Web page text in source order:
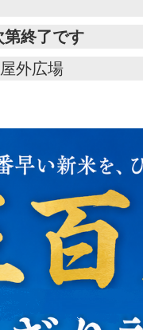
終了です
外広場